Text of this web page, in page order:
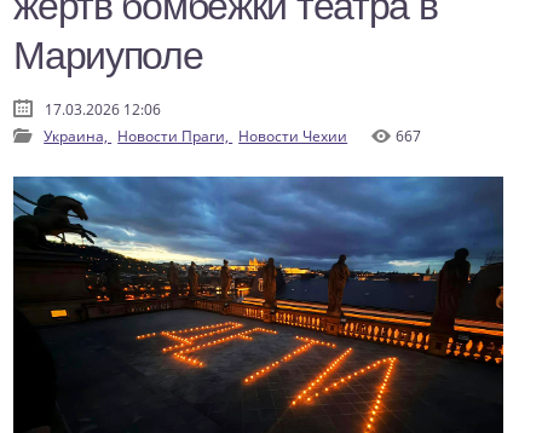
Мариуполе
17.03.2026 12:06
Украина, Новости Праги, Новости Чехии 667